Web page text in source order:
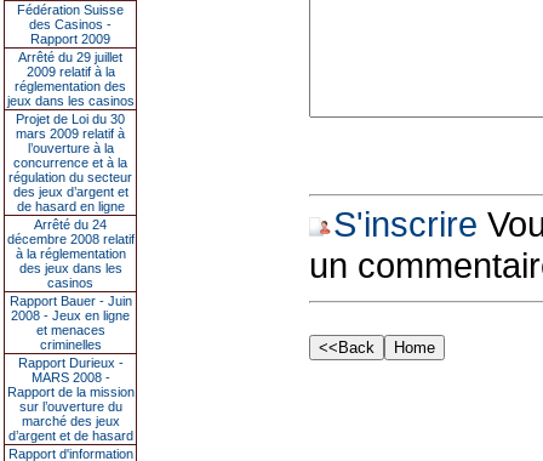
Fédération Suisse
des Casinos -
Rapport 2009
Arrêté du 29 juillet
2009 relatif à la
réglementation des
jeux dans les casinos
Projet de Loi du 30
mars 2009 relatif à
l’ouverture à la
concurrence et à la
régulation du secteur
des jeux d’argent et
de hasard en ligne
Arrêté du 24
décembre 2008 relatif
à la réglementation
des jeux dans les
casinos
Rapport Bauer - Juin
2008 - Jeux en ligne
et menaces
criminelles
Rapport Durieux -
MARS 2008 -
Rapport de la mission
sur l’ouverture du
marché des jeux
d’argent et de hasard
Rapport d'information
S'inscrire
un